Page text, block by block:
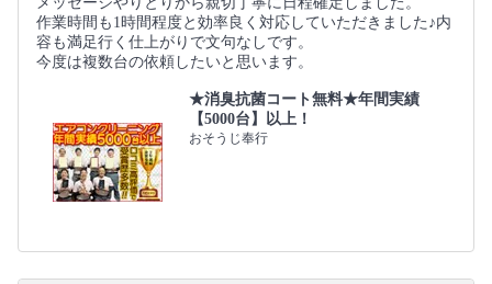
作業時間も1時間程度と効率良く対応していただきました♪内
容も満足行く仕上がりで文句なしです。
今度は複数台の依頼したいと思います。
★消臭抗菌コート無料★年間実績
【5000台】以上！
おそうじ奉行